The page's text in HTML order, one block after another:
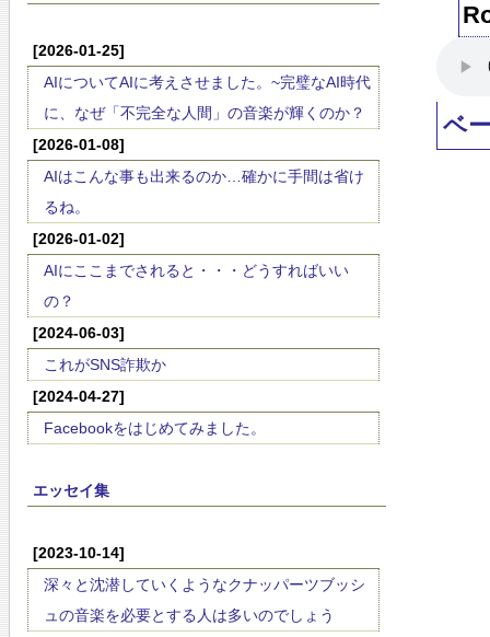
[2026-01-25]
AIについてAIに考えさせました。~完璧なAI時代
に、なぜ「不完全な人間」の音楽が輝くのか？
[2026-01-08]
AIはこんな事も出来るのか…確かに手間は省け
るね。
[2026-01-02]
AIにここまでされると・・・どうすればいい
の？
[2024-06-03]
これがSNS詐欺か
[2024-04-27]
Facebookをはじめてみました。
エッセイ集
[2023-10-14]
深々と沈潜していくようなクナッパーツブッシ
ュの音楽を必要とする人は多いのでしょう
ベ